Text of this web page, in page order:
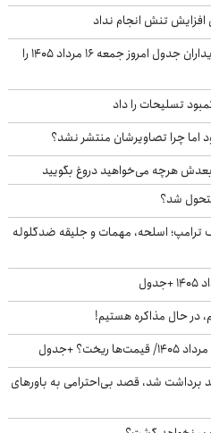
تنش انجام نداد
تغییرات شدید محصولات سایپا/ خریداران جدول امروز جمعه ۱۶ مرداد ۱۴۰۵ را
تسلیحات را داد
اما چرا تصاویرشان منتشر نشد؟
هرچه می‌خواهید دروغ بگویید
شد؟
اسلحه، مهمات و جلیقه ضدگلوله
در حال مذاکره هستیم!
شد، قصد بی‌احترامی به باورهای